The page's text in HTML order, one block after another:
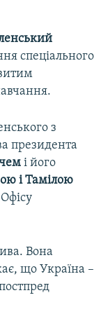
спеціального
з
президента
і його
і Тамілою
Вона
що Україна –